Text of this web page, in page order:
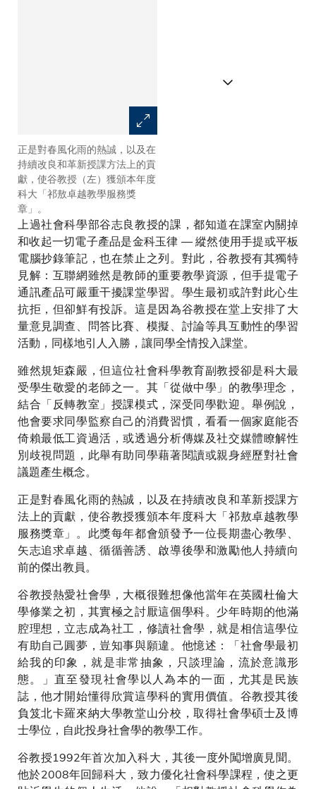
正是對春風化雨的熱誠，以及在
持續改良和革新授課方法上的貢
獻，使谷教授（左）獲頒本年度
科大「祁敖卓越教學服務獎
章」。
Refuge)
上過社會科學部谷志良教授的課，都知道在課室內關掉
和收起一切電子產品是金科玉律 — 縱然使用手提或平板
電腦抄錄筆記，也在禁止之列。對此，谷教授有其獨特
見解：互聯網雖然是教師的重要教學資源，但手提電子
通訊產品可嚴重干擾課堂學習。學生最初或許對此心生
抗拒，但卻鮮有投訴。這是因為谷教授在堂上安排了大
量意見調查、問答比賽、模擬、討論等具互動性的學習
活動，同樣地引人入勝，讓同學全情投入課堂。
雖然規矩森嚴，但這位社會科學教育副教授卻是科大最
受學生敬愛的老師之一。其「從做中學」的教學理念，
結合「反轉教室」授課模式，深受同學歡迎。舉例說，
他會要求同學監察自己的消費習慣，看看一個家庭能否
倚賴最低工資過活，或透過分析傳媒及社交媒體瞭解性
別歧視問題，此舉有助同學藉著閱讀或親身經歷對社會
議題產生概念。
正是對春風化雨的熱誠，以及在持續改良和革新授課方
法上的貢獻，使谷教授獲頒本年度科大「祁敖卓越教學
服務獎章」。此獎每年都會頒發予一位長期盡心教學、
矢志追求卓越、循循善誘、啟導後學和激勵他人持續向
前的傑出教員。
谷教授熱愛社會學，大概很難想像他當年在英國杜倫大
學修業之初，其實極之討厭這個學科。少年時期的他滿
腔理想，立志成為社工，修讀社會學，就是相信這學位
有助自己圓夢，豈知事與願違。他憶述：「社會學最初
給我的印象，就是非常抽象，只談理論，流於意識形
態。」直至發現社會學以人為本的一面，尤其是民族
誌，他才開始懂得欣賞這學科的實用價值。谷教授其後
負笈北卡羅來納大學教堂山分校，取得社會學碩士及博
士學位，自此投身社會學的教學工作。
谷教授1992年首次加入科大，其後一度外闖增廣見聞。
他於2008年回歸科大，致力優化社會科學課程，使之更